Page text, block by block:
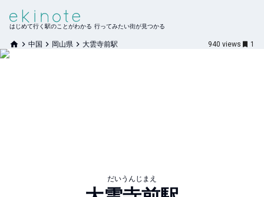
はじめて行く駅のことがわかる 行ってみたい街が見つかる
中国 岡山県 大雲寺前駅 940 views 1
だいうんじまえ